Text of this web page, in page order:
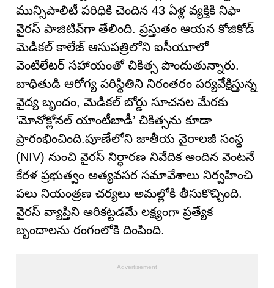
మున్సిపాలిటీ పరిధికి చెందిన 43 ఏళ్ల వ్యక్తికి నిఫా
వైరస్ పాజిటివ్‌గా తేలింది. ప్రస్తుతం ఆయన కోజికోడ్
మెడికల్ కాలేజ్ ఆసుపత్రిలోని ఐసీయూలో
వెంటిలేటర్ సహాయంతో చికిత్స పొందుతున్నారు.
బాధితుడి ఆరోగ్య పరిస్థితిని నిరంతరం పర్యవేక్షిస్తున్న
వైద్య బృందం, మెడికల్ బోర్డు సూచనల మేరకు
‘మోనోక్లోనల్ యాంటీబాడీ’ చికిత్సను కూడా
ప్రారంభించింది.పూణేలోని జాతీయ వైరాలజీ సంస్థ
(NIV) నుంచి వైరస్ నిర్ధారణ నివేదిక అందిన వెంటనే
కేరళ ప్రభుత్వం అత్యవసర సమావేశాలు నిర్వహించి
పలు నియంత్రణ చర్యలు అమల్లోకి తీసుకొచ్చింది.
వైరస్ వ్యాప్తిని అరికట్టడమే లక్ష్యంగా ప్రత్యేక
బృందాలను రంగంలోకి దింపింది.